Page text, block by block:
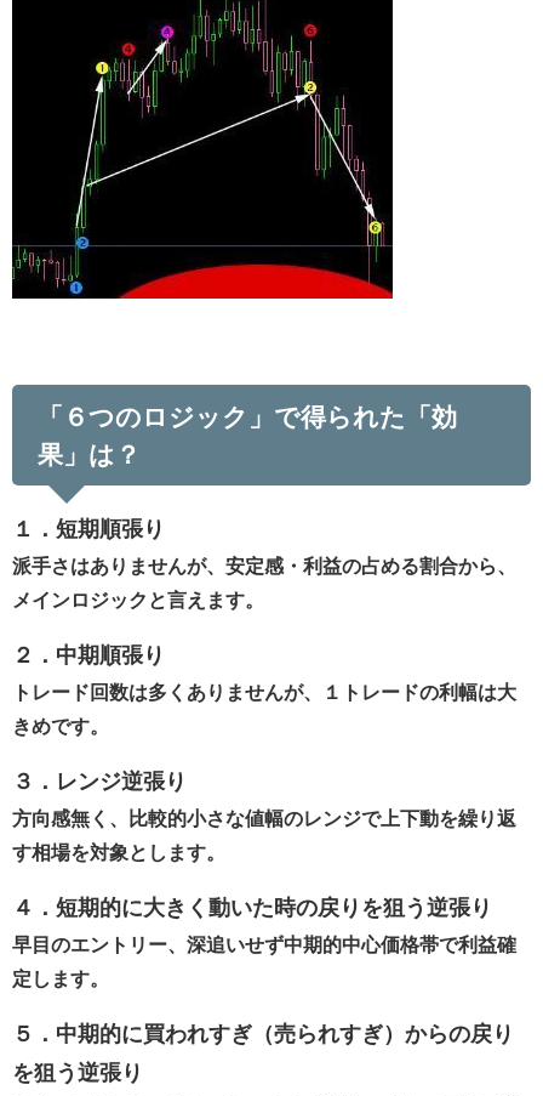
「６つのロジック」で得られた「効
果」は？
１．短期順張り
派手さはありませんが、安定感・利益の占める割合から、
メインロジックと言えます。
２．中期順張り
トレード回数は多くありませんが、１トレードの利幅は大
きめです。
３．レンジ逆張り
方向感無く、比較的小さな値幅のレンジで上下動を繰り返
す相場を対象とします。
４．短期的に大きく動いた時の戻りを狙う逆張り
早目のエントリー、深追いせず中期的中心価格帯で利益確
定します。
５．中期的に買われすぎ（売られすぎ）からの戻り
を狙う逆張り